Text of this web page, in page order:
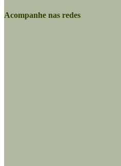
Acompanhe nas redes